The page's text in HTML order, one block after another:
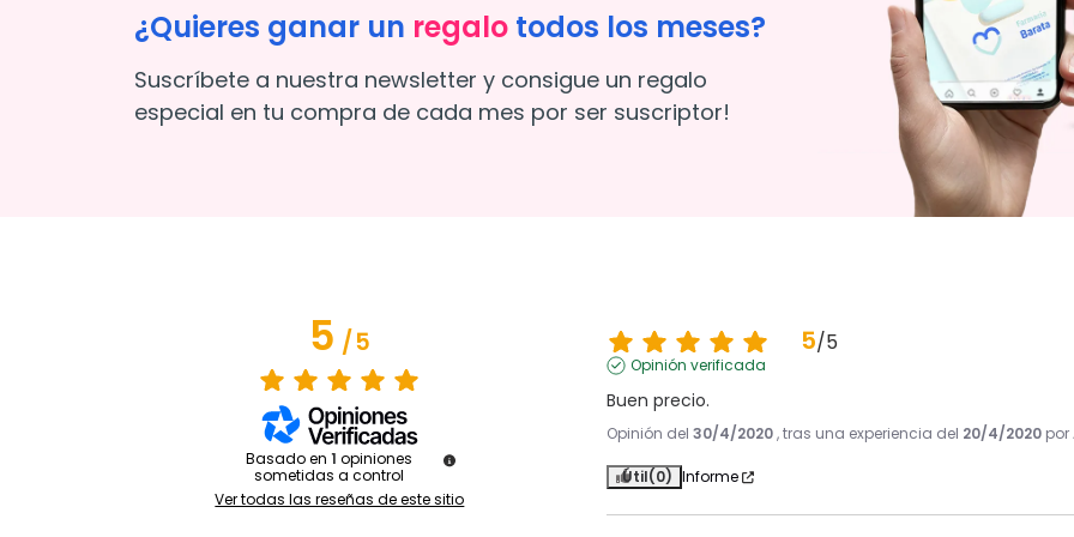
¿Quieres ganar un regalo todos los meses?
Suscríbete a nuestra newsletter y consigue un regalo
especial en tu compra de cada mes por ser suscriptor!
5/5
Basado en 1 opiniones
sometidas a control
Ver todas las reseñas de este sitio
5/5
Opinión verificada
Buen precio.
Opinión del30/4/2020, tras una experiencia del 20/4/2020 por
Útil(0) Informe